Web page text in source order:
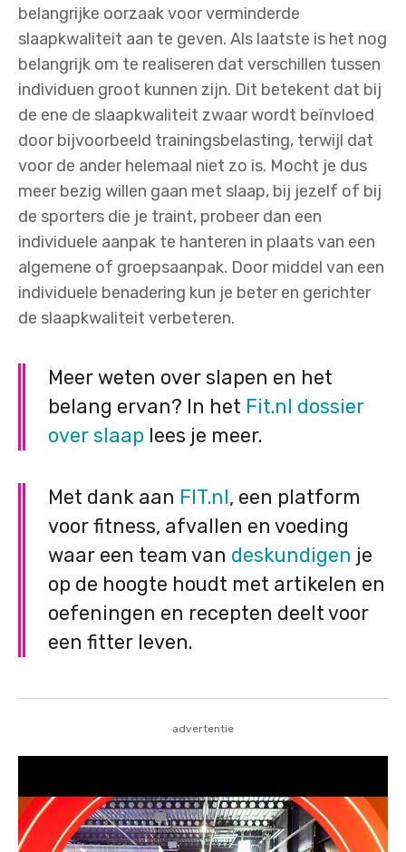
belangrijke oorzaak voor verminderde
slaapkwaliteit aan te geven. Als laatste is het nog
belangrijk om te realiseren dat verschillen tussen
individuen groot kunnen zijn. Dit betekent dat bij
de ene de slaapkwaliteit zwaar wordt beïnvloed
door bijvoorbeeld trainingsbelasting, terwijl dat
voor de ander helemaal niet zo is. Mocht je dus
meer bezig willen gaan met slaap, bij jezelf of bij
de sporters die je traint, probeer dan een
individuele aanpak te hanteren in plaats van een
algemene of groepsaanpak. Door middel van een
individuele benadering kun je beter en gerichter
de slaapkwaliteit verbeteren.
Meer weten over slapen en het
belang ervan? In het Fit.nl dossier
over slaap lees je meer.
Met dank aan FIT.nl, een platform
voor fitness, afvallen en voeding
waar een team van deskundigen je
op de hoogte houdt met artikelen en
oefeningen en recepten deelt voor
een fitter leven.
advertentie